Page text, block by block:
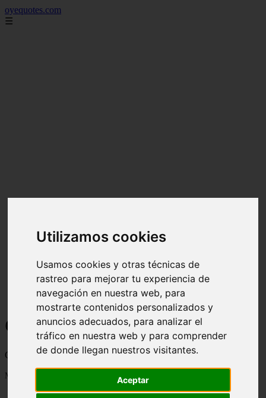
Utilizamos cookies
Usamos cookies y otras técnicas de
rastreo para mejorar tu experiencia de
navegación en nuestra web, para
mostrarte contenidos personalizados y
anuncios adecuados, para analizar el
tráfico en nuestra web y para comprender
de donde llegan nuestros visitantes.
Aceptar
oyequotes.com
☰
Curiosidades y Sabias que
Cosas curiosas, curiosidades, noticias impactantes y mucho mas
Mostrando 1 - 24 de 2838 artículos